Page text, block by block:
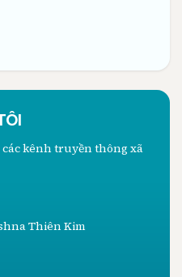
kênh truyền thông xã
Thiên Kim